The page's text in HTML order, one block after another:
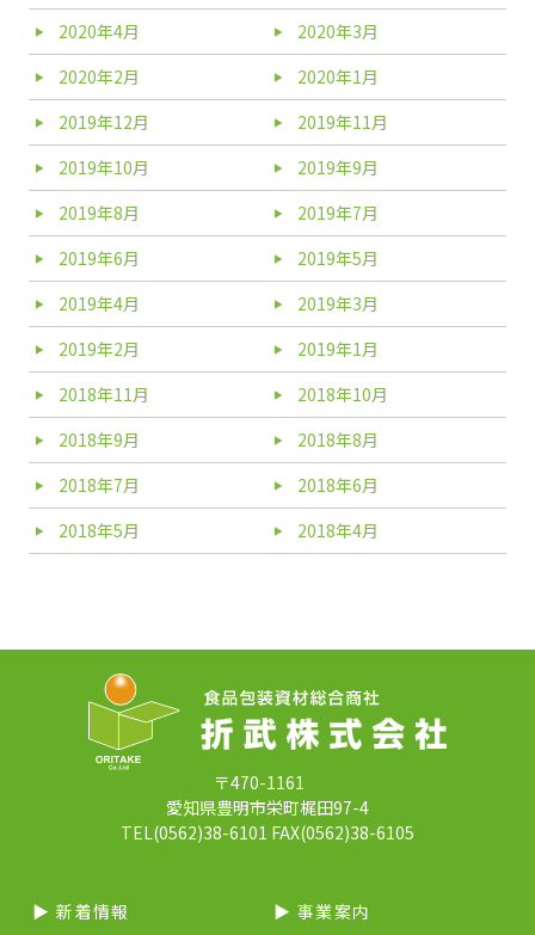
2020年4月
2020年3月
2020年2月
2020年1月
2019年12月
2019年11月
2019年10月
2019年9月
2019年8月
2019年7月
2019年6月
2019年5月
2019年4月
2019年3月
2019年2月
2019年1月
2018年11月
2018年10月
2018年9月
2018年8月
2018年7月
2018年6月
2018年5月
2018年4月
〒470-1161
愛知県豊明市栄町梶田97-4
TEL(0562)38-6101 FAX(0562)38-6105
▶︎ 新着情報 ▶︎ 事業案内